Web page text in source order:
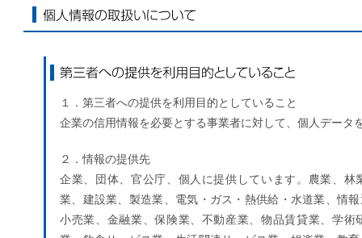
１．第三者への提供を利用目的としていること
企業の信用情報を必要とする事業者に対して、個人データ
２．情報の提供先
企業、団体、官公庁、個人に提供しています。農業、林
業、建設業、製造業、電気・ガス・熱供給・水道業、情
小売業、金融業、保険業、不動産業、物品賃貸業、学術